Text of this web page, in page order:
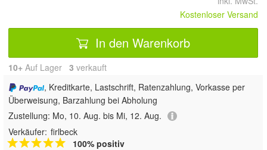
Kostenloser Versand
In den Warenkorb
10+ Auf Lager 3 verkauft
, Kreditkarte, Lastschrift, Ratenzahlung, Vorkasse per
Überweisung, Barzahlung bei Abholung
Zustellung: Mo, 10. Aug. bis Mi, 12. Aug.
Verkäufer: firlbeck
100% positiv